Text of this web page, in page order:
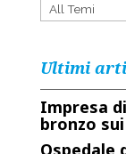
Ultimi
Impresa
bronzo
Ospedale